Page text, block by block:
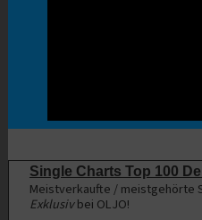
Single Charts Top 100
Meistverkaufte / meistgehörte
Exklusivbei OLJO!